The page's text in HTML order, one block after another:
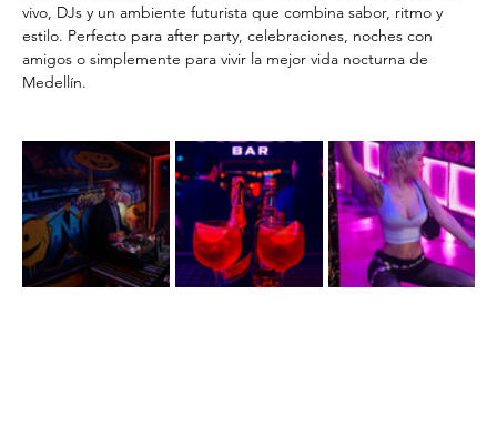
vivo, DJs y un ambiente futurista que combina sabor, ritmo y
estilo. Perfecto para after party, celebraciones, noches con
amigos o simplemente para vivir la mejor vida nocturna de
Medellín.